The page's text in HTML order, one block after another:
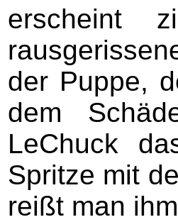
erscheint
der Puppe,
dem
LeChuck
Spritze mit
reißt man